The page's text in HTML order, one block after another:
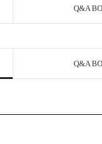
Q&A
Q&A